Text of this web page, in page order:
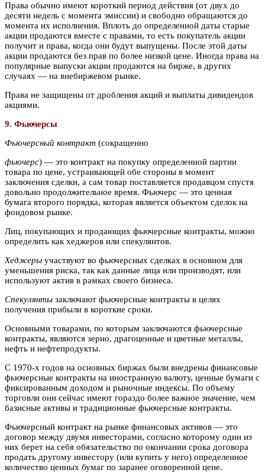
Права обычно имеют короткий период действия (от двух до
десяти недель с момента эмиссии) и свободно обращаются до
момента их исполнения. Вплоть до определенной даты старые
акции продаются вместе с правами, то есть покупатель акции
получит и права, когда они будут выпущены. После этой даты
акции продаются без прав по более низкой цене. Иногда права на
популярные выпуски акции продаются на бирже, в других
случаях — на внебиржевом рынке.
Права не защищены от дробления акций и выплаты дивидендов
акциями.
9. Фьючерсы
Фьючерсный контракт (сокращенно
фьючерс) — это контракт на покупку определенной партии
товара по цене, устраивающей обе стороны в момент
заключения сделки, а сам товар поставляется продавцом спустя
довольно продолжительное время. Фьючерс — это ценная
бумага второго порядка, которая является объектом сделок на
фондовом рынке.
Лиц, покупающих и продающих фьючерсные контракты, можно
определить как хеджеров или спекулянтов.
Хеджеры участвуют во фьючерсных сделках в основном для
уменьшения риска, так как данные лица или производят, или
используют актив в рамках своего бизнеса.
Спекулянты заключают фьючерсные контракты в целях
получения прибыли в короткие сроки.
Основными товарами, по которым заключаются фьючерсные
контракты, являются зерно, драгоценные и цветные металлы,
нефть и нефтепродукты.
С 1970-х годов на основных биржах были внедрены финансовые
фьючерсные контракты на иностранную валюту, ценные бумаги с
фиксированным доходом и рыночные индексы. По объему
торговли они сейчас имеют гораздо более важное значение, чем
базисные активы и традиционные фьючерсные контракты.
Фьючерсный контракт на рынке финансовых активов — это
договор между двумя инвесторами, согласно которому один из
них берет на себя обязательство по окончании срока договора
продать другому инвестору (или купить у него) определенное
количество ценных бумаг по заранее оговоренной цене.